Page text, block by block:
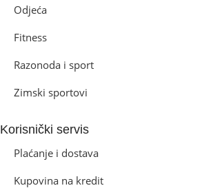
Odjeća
Fitness
Razonoda i sport
Zimski sportovi
Korisnički servis
Plaćanje i dostava
Kupovina na kredit